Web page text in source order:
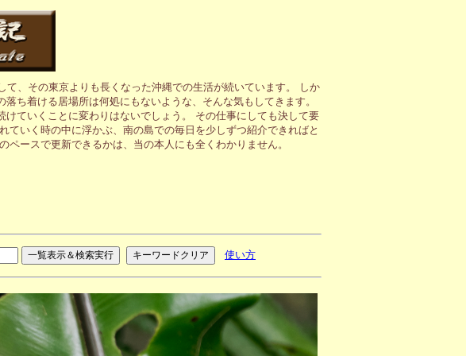
、その東京よりも長くなった沖縄での生活が続いています。 しか
ち着ける居場所は何処にもないような、そんな気もしてきます。
ていくことに変わりはないでしょう。 その仕事にしても決して要
いく時の中に浮かぶ、南の島での毎日を少しずつ紹介できればと
ースで更新できるかは、当の本人にも全くわかりません。
使い方